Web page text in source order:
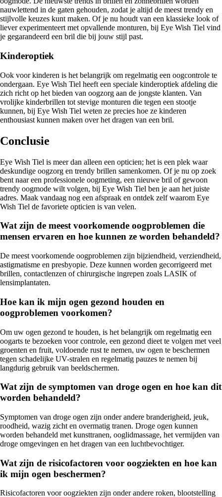
nauwlettend in de gaten gehouden, zodat je altijd de meest trendy en
stijlvolle keuzes kunt maken. Of je nu houdt van een klassieke look of
liever experimenteert met opvallende monturen, bij Eye Wish Tiel vind
je gegarandeerd een bril die bij jouw stijl past.
Kinderoptiek
Ook voor kinderen is het belangrijk om regelmatig een oogcontrole te
ondergaan. Eye Wish Tiel heeft een speciale kinderoptiek afdeling die
zich richt op het bieden van oogzorg aan de jongste klanten. Van
vrolijke kinderbrillen tot stevige monturen die tegen een stootje
kunnen, bij Eye Wish Tiel weten ze precies hoe ze kinderen
enthousiast kunnen maken over het dragen van een bril.
Conclusie
Eye Wish Tiel is meer dan alleen een opticien; het is een plek waar
deskundige oogzorg en trendy brillen samenkomen. Of je nu op zoek
bent naar een professionele oogmeting, een nieuwe bril of gewoon
trendy oogmode wilt volgen, bij Eye Wish Tiel ben je aan het juiste
adres. Maak vandaag nog een afspraak en ontdek zelf waarom Eye
Wish Tiel de favoriete opticien is van velen.
Wat zijn de meest voorkomende oogproblemen die
mensen ervaren en hoe kunnen ze worden behandeld?
De meest voorkomende oogproblemen zijn bijziendheid, verziendheid,
astigmatisme en presbyopie. Deze kunnen worden gecorrigeerd met
brillen, contactlenzen of chirurgische ingrepen zoals LASIK of
lensimplantaten.
Hoe kan ik mijn ogen gezond houden en
oogproblemen voorkomen?
Om uw ogen gezond te houden, is het belangrijk om regelmatig een
oogarts te bezoeken voor controle, een gezond dieet te volgen met veel
groenten en fruit, voldoende rust te nemen, uw ogen te beschermen
tegen schadelijke UV-stralen en regelmatig pauzes te nemen bij
langdurig gebruik van beeldschermen.
Wat zijn de symptomen van droge ogen en hoe kan dit
worden behandeld?
Symptomen van droge ogen zijn onder andere branderigheid, jeuk,
roodheid, wazig zicht en overmatig tranen. Droge ogen kunnen
worden behandeld met kunsttranen, ooglidmassage, het vermijden van
droge omgevingen en het dragen van een luchtbevochtiger.
Wat zijn de risicofactoren voor oogziekten en hoe kan
ik mijn ogen beschermen?
Risicofactoren voor oogziekten zijn onder andere roken, blootstelling